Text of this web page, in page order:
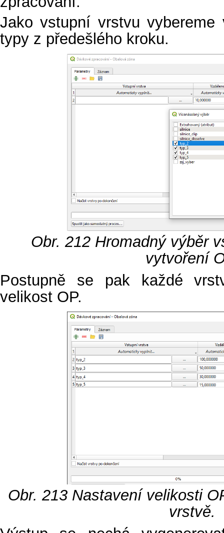
Jako vstupní vrstvu vybereme
typy z předešlého kroku.
Obr. 212 Hromadný výběr
vytvoření
Postupně se pak každé
velikost OP.
Obr. 213 Nastavení velikosti
vrstvě.